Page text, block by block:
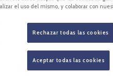
el uso del mismo, y colaborar con
Rechazar todas las cookies
Aceptar todas las cookies